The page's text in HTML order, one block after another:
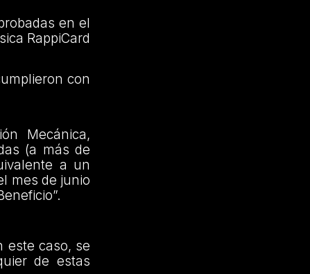
en el
RappiCard
con
Mecánica,
(a más de
a un
mes de junio
este caso, se
de estas